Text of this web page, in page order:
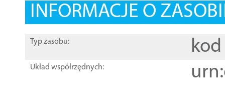
INFORMACJE O
Typ zasobu: kod
Układ współrzędnych: